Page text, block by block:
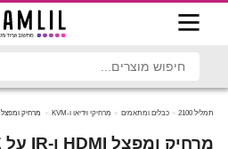
תמליל 2100 כבלים ומתאמים מרחיקי וידיאו ו-KVM מרחיק ומפצל HDMI ו-IR על CAT6/5E עד 120 מטר